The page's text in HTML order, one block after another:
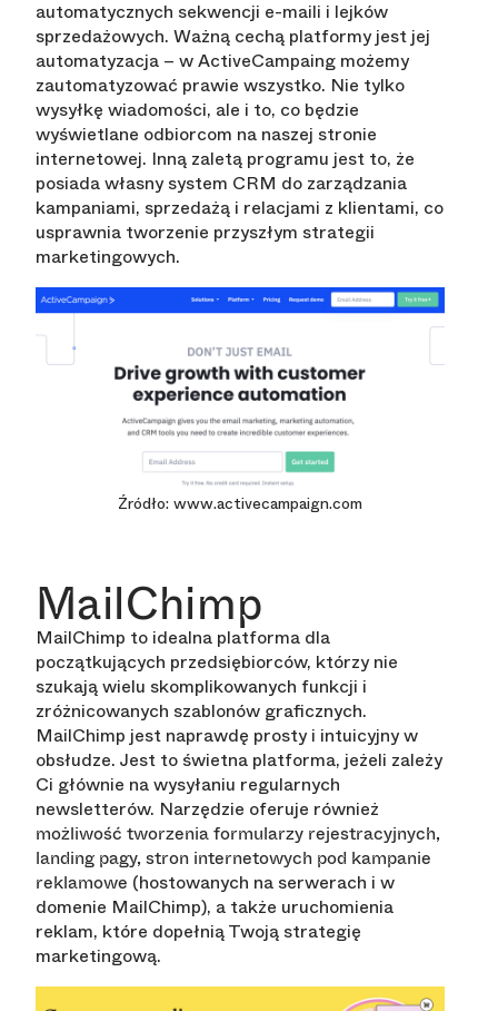
automatycznych sekwencji e-maili i lejków
sprzedażowych. Ważną cechą platformy jest jej
automatyzacja – w ActiveCampaing możemy
zautomatyzować prawie wszystko. Nie tylko
wysyłkę wiadomości, ale i to, co będzie
wyświetlane odbiorcom na naszej stronie
internetowej. Inną zaletą programu jest to, że
posiada własny system CRM do zarządzania
kampaniami, sprzedażą i relacjami z klientami, co
usprawnia tworzenie przyszłym strategii
marketingowych.
Źródło: www.activecampaign.com
MailChimp
MailChimp to idealna platforma dla
początkujących przedsiębiorców, którzy nie
szukają wielu skomplikowanych funkcji i
zróżnicowanych szablonów graficznych.
MailChimp jest naprawdę prosty i intuicyjny w
obsłudze. Jest to świetna platforma, jeżeli zależy
Ci głównie na wysyłaniu regularnych
newsletterów. Narzędzie oferuje również
możliwość tworzenia formularzy rejestracyjnych,
landing pagy, stron internetowych pod kampanie
reklamowe (hostowanych na serwerach i w
domenie MailChimp), a także uruchomienia
reklam, które dopełnią Twoją strategię
marketingową.